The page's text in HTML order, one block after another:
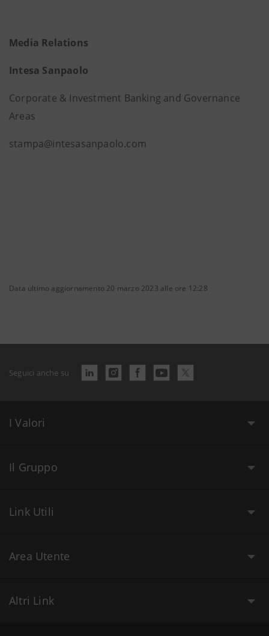
Media Relations
Intesa Sanpaolo
Corporate & Investment Banking and Governance
Areas
stampa@intesasanpaolo.com
Data ultimo aggiornamento 20 marzo 2023 alle ore 12:28
Seguici anche su
I Valori
Il Gruppo
Link Utili
Area Utente
Altri Link